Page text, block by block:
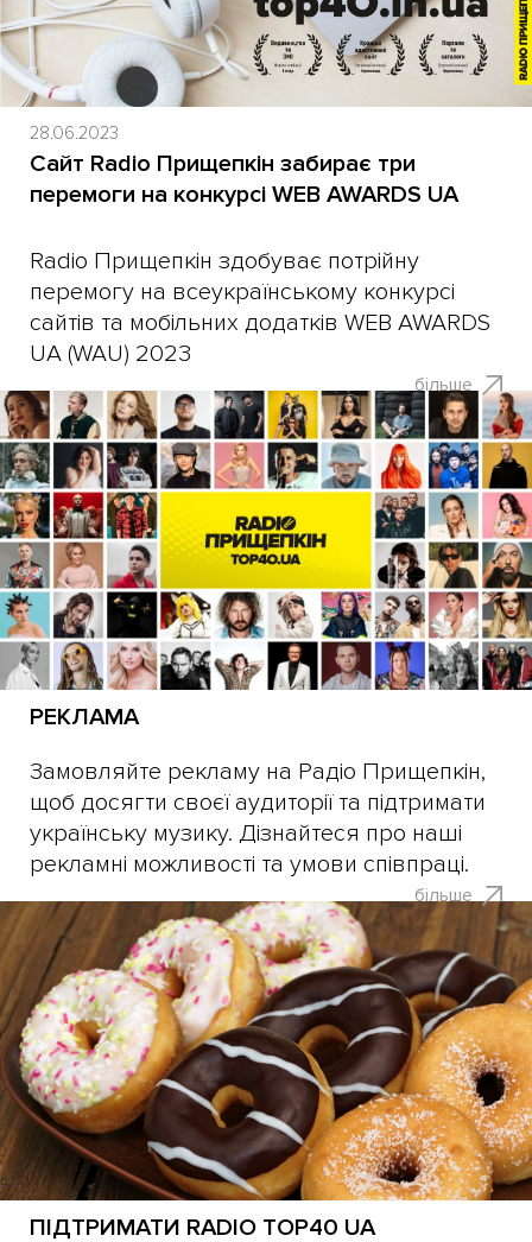
28.06.2023
Сайт Radio Прищепкін забирає три
перемоги на конкурсі WEB AWARDS UA
Radio Прищепкін здобуває потрійну
перемогу на всеукраїнському конкурсі
сайтів та мобільних додатків WEB AWARDS
UA (WAU) 2023
більше
РЕКЛАМА
Замовляйте рекламу на Радіо Прищепкін,
щоб досягти своєї аудиторії та підтримати
українську музику. Дізнайтеся про наші
рекламні можливості та умови співпраці.
більше
ПІДТРИМАТИ RADIO TOP40 UA